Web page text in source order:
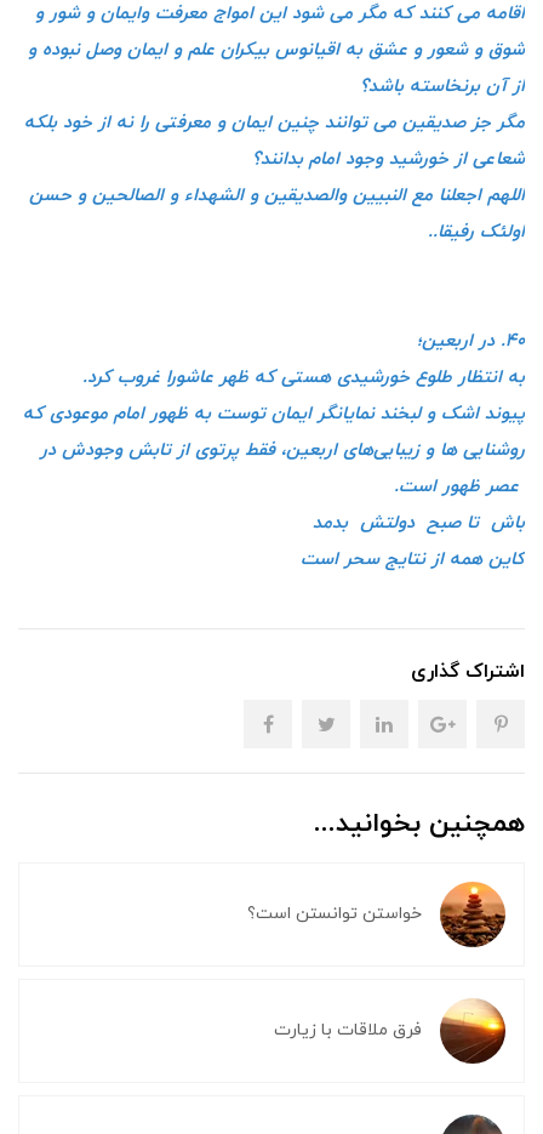
اقامه می کنند که مگر می شود این امواج معرفت وایمان و شور و
شوق و شعور و عشق به اقیانوس بیکران علم و ایمان وصل نبوده و
از آن برنخاسته باشد؟
مگر جز صدیقین می توانند چنین ایمان و معرفتی را نه از خود بلکه
شعاعی از خورشید وجود امام بدانند؟
اللهم اجعلنا مع النبیین والصدیقین و الشهداء و الصالحین و حسن
اولئک رفیقا..
۴۰. در اربعین؛
به انتظار طلوع خورشیدی هستی که ظهر عاشورا غروب کرد.
پیوند اشک و لبخند نمایانگر ایمان توست به ظهور امام موعودی که
روشنایی ها و زیبایی‌های اربعین، فقط پرتوی از تابش وجودش در
عصر ظهور است.
باش تا صبح دولتش بدمد
کاین همه از نتایج سحر است
اشتراک گذاری
همچنین بخوانید...
خواستن توانستن است؟
فرق ملاقات با زیارت